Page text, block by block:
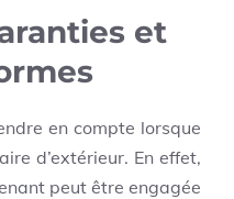
et
en compte lorsque
d’extérieur. En effet,
peut être engagée